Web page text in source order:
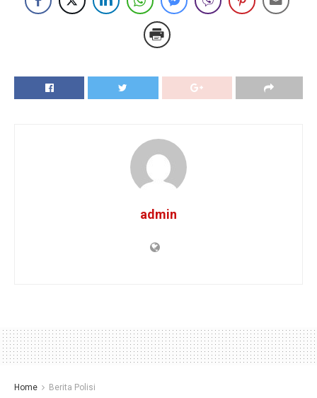
admin
Home Berita Polisi